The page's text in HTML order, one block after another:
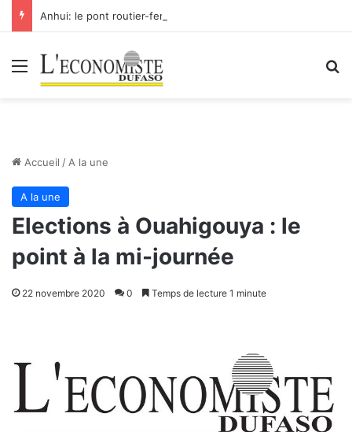
Menu
Accueil / A la une
A la une
Elections à Ouahigouya : le
point à la mi-journée
22 novembre 2020 0 Temps de lecture 1 minute